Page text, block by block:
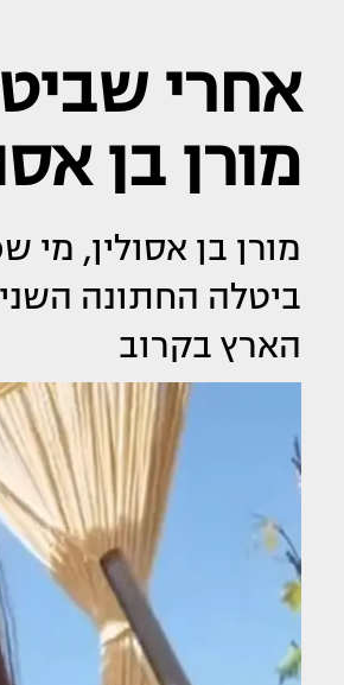
אחרי
מורן בן
מורן בן אסולין,
ביטלה החתונה
הארץ בקרוב